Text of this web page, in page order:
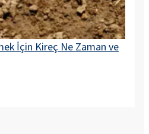
İçin Kireç Ne Zaman ve